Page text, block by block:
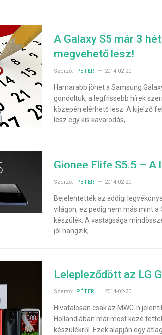
A Galaxy S5 már 3
megvehető lesz!
Szerző: PÉTER 2014-02-20
Hamarabb jöhet a Samsung
gondoltuk, a legfrissebb hírek
közepén elérhető lesz. A kijelző
lesz egy kis kavarodás,…
Gionee Elife S5.5 – A
Szerző: PÉTER 2014-02-20
Bejelentették az eddigi
világon, ez pedig nem más mint a
készülék. A vastagsága
jól hangzik,…
Lelepleződött az LG
Szerző: PÉTER 2014-02-20
Hivatalosan csak az MWC-n
Hollandiában már most közé
készülékről. Ezek alapján egy